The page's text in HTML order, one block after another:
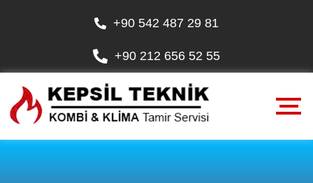
+90 542 487 29 81
+90 212 656 52 55